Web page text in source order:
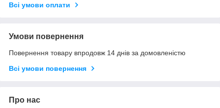
Всі умови оплати
Умови повернення
Повернення товару впродовж 14 днів за домовленістю
Всі умови повернення
Про нас